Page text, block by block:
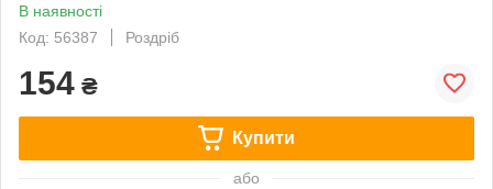
В наявності
Код: 56387
Роздріб
154 ₴
Купити
або